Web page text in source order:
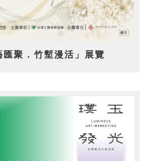
聚．竹塹漫活」展覽